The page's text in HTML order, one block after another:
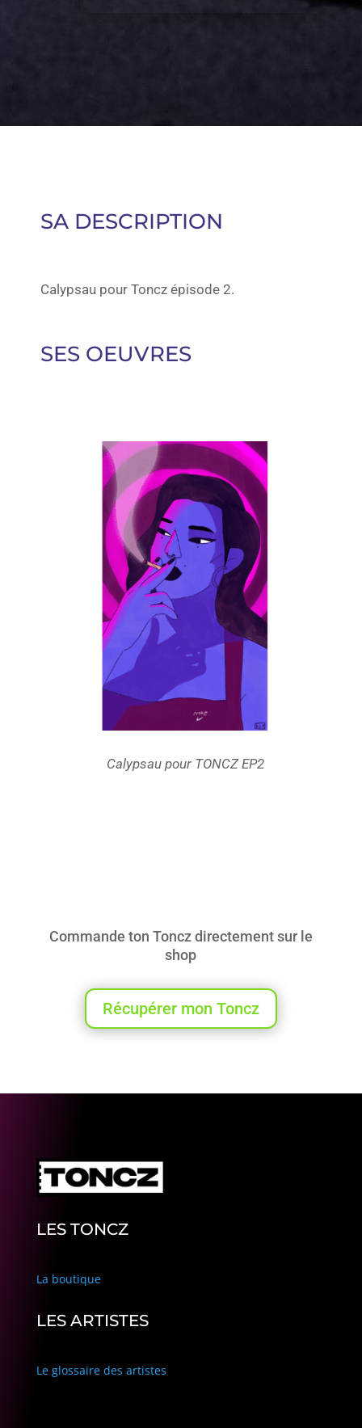
SA DESCRIPTION
Calypsau pour Toncz épisode 2.
SES OEUVRES
Calypsau pour TONCZ EP2
Commande ton Toncz directement sur le
shop
Récupérer mon Toncz
LES TONCZ
La boutique
LES ARTISTES
Le glossaire des artistes